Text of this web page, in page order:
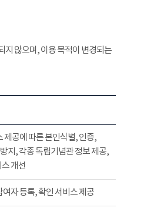
지 않으며, 이용 목적이 변경되는
제공에 따른 본인식별, 인증,
지, 각종 독립기념관 정보 제공,
개선
자 등록, 확인 서비스 제공